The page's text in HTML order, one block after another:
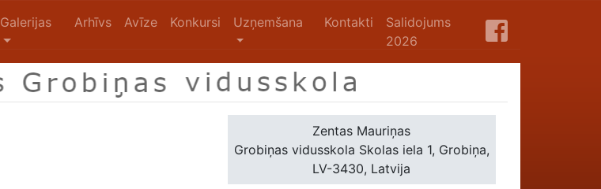
Galerijas Arhīvs Avīze Konkursi Uzņemšana Kontakti
Salidojums
2026
Zentas Mauriņas
Grobiņas vidusskola Skolas iela 1, Grobiņa,
LV-3430, Latvija